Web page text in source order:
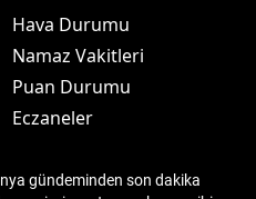
Hava Durumu
Namaz Vakitleri
Puan Durumu
Eczaneler
gündeminden son dakika